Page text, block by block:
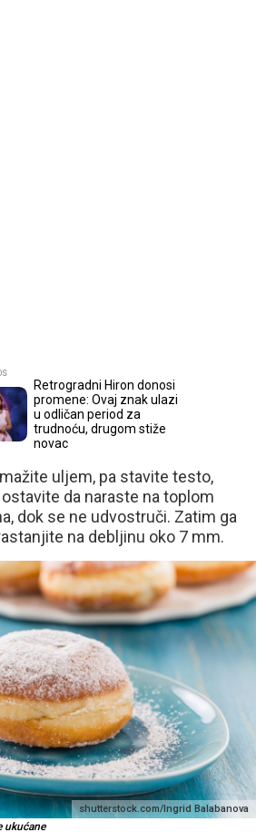
Retrogradni Hiron donosi
promene: Ovaj znak ulazi
u odličan period za
trudnoću, drugom stiže
novac
uljem, pa stavite testo,
da naraste na toplom
dok se ne udvostruči. Zatim ga
na debljinu oko 7 mm.
shutterstock.com/Ingrid Balabanova
ukućane